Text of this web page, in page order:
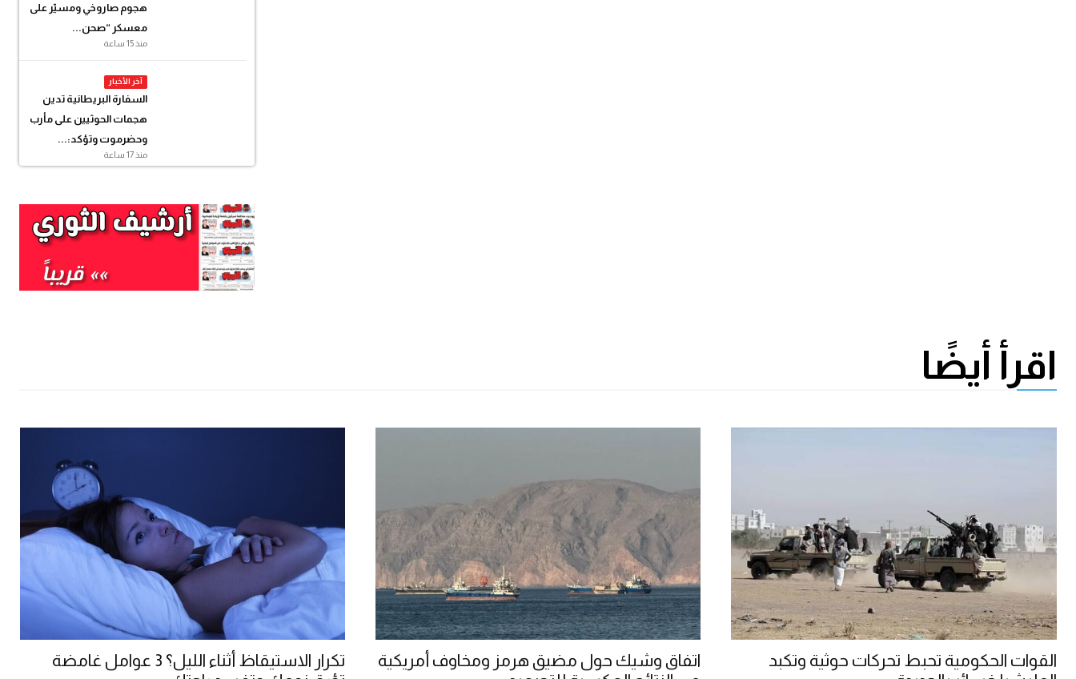
هجوم صاروخي ومسيّر على
معسكر “صحن...
منذ 15 ساعة
آخر الأخبار
السفارة البريطانية تدين
هجمات الحوثيين على مأرب
وحضرموت وتؤكد:...
منذ 17 ساعة
اقرأ أيضًا
القوات الحكومية تحبط تحركات حوثية وتكبد
اتفاق وشيك حول مضيق هرمز ومخاوف أمريكية
تكرار الاستيقاظ أثناء الليل؟ 3 عوامل غامضة